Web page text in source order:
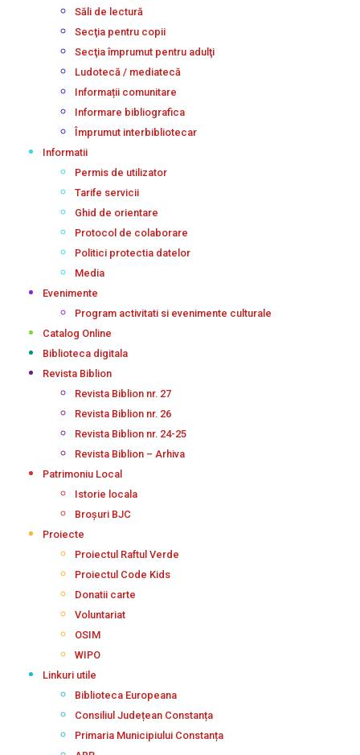
Săli de lectură
Secţia pentru copii
Secţia împrumut pentru adulţi
Ludotecă / mediatecă
Informații comunitare
Informare bibliografica
Împrumut interbibliotecar
Informatii
Permis de utilizator
Tarife servicii
Ghid de orientare
Protocol de colaborare
Politici protectia datelor
Media
Evenimente
Program activitati si evenimente culturale
Catalog Online
Biblioteca digitala
Revista Biblion
Revista Biblion nr. 27
Revista Biblion nr. 26
Revista Biblion nr. 24-25
Revista Biblion – Arhiva
Patrimoniu Local
Istorie locala
Broșuri BJC
Proiecte
Proiectul Raftul Verde
Proiectul Code Kids
Donatii carte
Voluntariat
OSIM
WIPO
Linkuri utile
Biblioteca Europeana
Consiliul Județean Constanța
Primaria Municipiului Constanța